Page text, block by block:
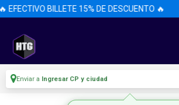
EFECTIVO BILLETE 15% DE DESCUENTO 🔥
Enviar a Ingresar CP y ciudad